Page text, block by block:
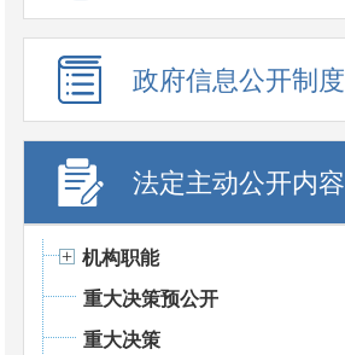
政府信息公开制度
法定主动公开内容
机构职能
重大决策预公开
重大决策